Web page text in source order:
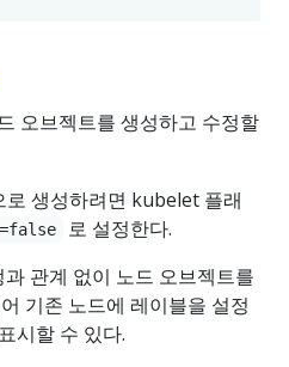
오브젝트를 생성하고 수정할
로 생성하려면 kubelet 플래
로 설정한다.
과 관계 없이 노드 오브젝트를
기존 노드에 레이블을 설정
시할 수 있다.